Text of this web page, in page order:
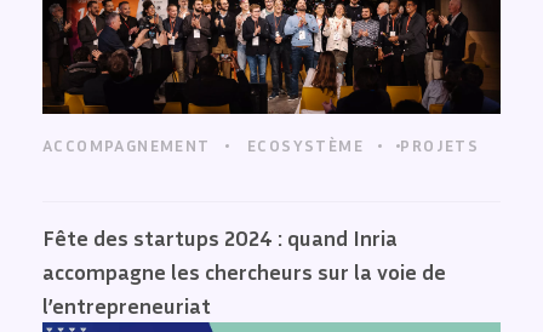
ACCOMPAGNEMENT ECOSYSTÈME PROJETS
Fête des startups 2024 : quand Inria
accompagne les chercheurs sur la voie de
l’entrepreneuriat